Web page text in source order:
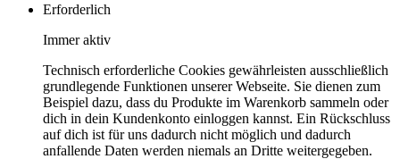
Erforderlich
Immer aktiv
Technisch erforderliche Cookies gewährleisten ausschließlich
grundlegende Funktionen unserer Webseite. Sie dienen zum
Beispiel dazu, dass du Produkte im Warenkorb sammeln oder
dich in dein Kundenkonto einloggen kannst. Ein Rückschluss
auf dich ist für uns dadurch nicht möglich und dadurch
anfallende Daten werden niemals an Dritte weitergegeben.